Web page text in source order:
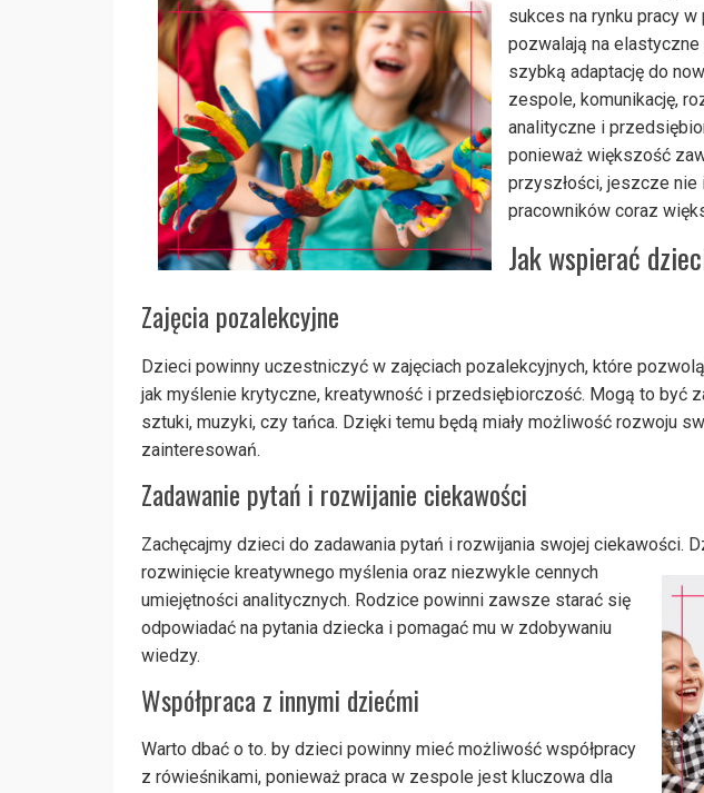
sukces na rynku pracy
pozwalają na
szybką adaptację do
zespole, komunikację,
analityczne i
ponieważ większość
przyszłości, jeszcze nie
pracowników coraz
Jak wspierać
Zajęcia pozalekcyjne
Dzieci powinny uczestniczyć w zajęciach pozalekcyjnych, które
jak myślenie krytyczne, kreatywność i przedsiębiorczość. Mogą to być
sztuki, muzyki, czy tańca. Dzięki temu będą miały możliwość rozwoju
zainteresowań.
Zadawanie pytań i rozwijanie ciekawości
Zachęcajmy dzieci do zadawania pytań i rozwijania swojej ciekawości.
rozwinięcie kreatywnego myślenia oraz niezwykle cennych
umiejętności analitycznych. Rodzice powinni zawsze starać się
odpowiadać na pytania dziecka i pomagać mu w zdobywaniu
wiedzy.
Współpraca z innymi dziećmi
Warto dbać o to. by dzieci powinny mieć możliwość współpracy
z rówieśnikami, ponieważ praca w zespole jest kluczowa dla